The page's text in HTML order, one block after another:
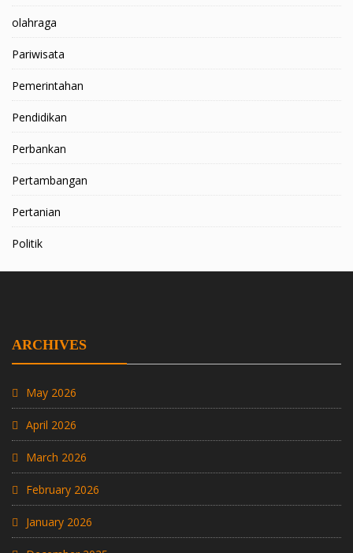
olahraga
Pariwisata
Pemerintahan
Pendidikan
Perbankan
Pertambangan
Pertanian
Politik
ARCHIVES
May 2026
April 2026
March 2026
February 2026
January 2026